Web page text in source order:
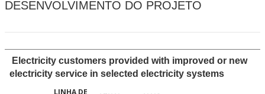
DESENVOLVIMENTO DO PROJETO
Electricity customers provided with improved or new
electricity service in selected electricity systems